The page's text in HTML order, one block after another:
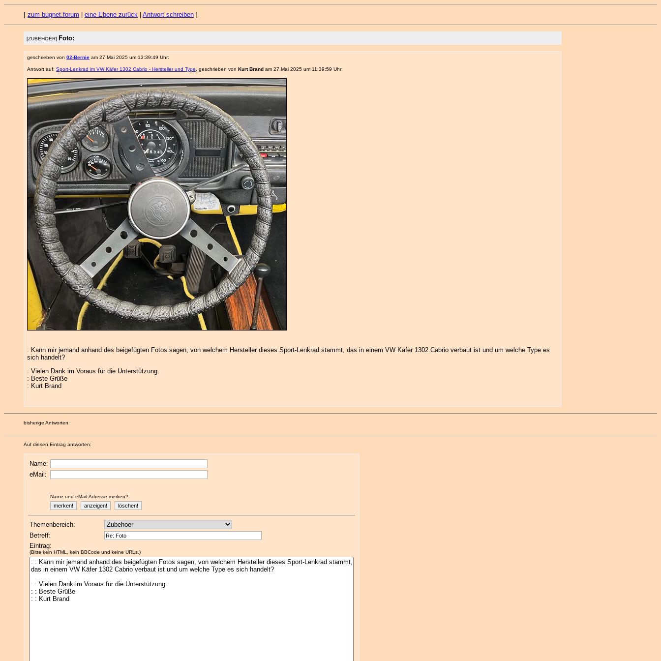
[ zum bugnet.forum eine Ebene zurück Antwort schreiben ]
[ZUBEHOER] Foto:
geschrieben von 02-Bernie am 27.Mai 2025 um 13:39:49 Uhr:
Antwort auf: Sport-Lenkrad im VW Käfer 1302 Cabrio - Hersteller und Type , geschrieben von Kurt Brand am 27.Mai 2025 um 11:39:59 Uhr:
: Kann mir jemand anhand des beigefügten Fotos sagen, von welchem Hersteller dieses Sport-Lenkrad stammt, das in einem VW Käfer 1302 Cabrio verbaut ist und um welche Type es
sich handelt?
: Vielen Dank im Voraus für die Unterstützung.
: Beste Grüße
: Kurt Brand
bisherige Antworten:
Auf diesen Eintrag antworten:
Name:
eMail:
Name und eMail-Adresse merken?
Themenbereich:
Betreff:
Eintrag:
(Bitte kein HTML, kein BBCode und keine URLs.)